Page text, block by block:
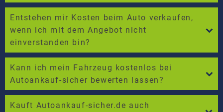
Entstehen mir Kosten beim Auto verkaufen,
wenn ich mit dem Angebot nicht
einverstanden bin?
Kann ich mein Fahrzeug kostenlos bei
Autoankauf-sicher bewerten lassen?
Kauft Autoankauf-sicher.de auch